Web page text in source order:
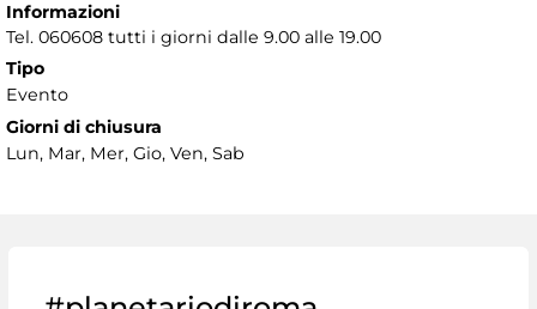
Informazioni
Tel. 060608 tutti i giorni dalle 9.00 alle 19.00
Tipo
Evento
Giorni di chiusura
Lun, Mar, Mer, Gio, Ven, Sab